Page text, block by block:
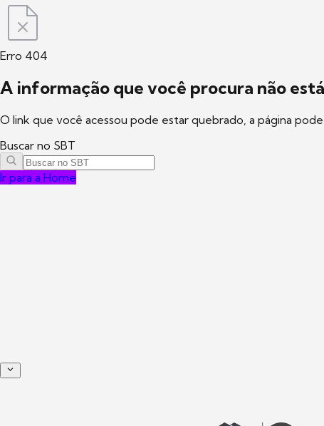
Erro 404
A informação que você procura não
O link que você acessou pode estar quebrado, a página
Buscar no SBT
Ir para a Home